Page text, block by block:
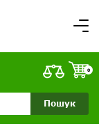
Пошук
0